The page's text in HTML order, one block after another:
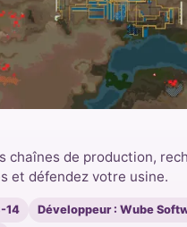
chaînes de production,
et défendez votre usine.
14
Développeur : Wube